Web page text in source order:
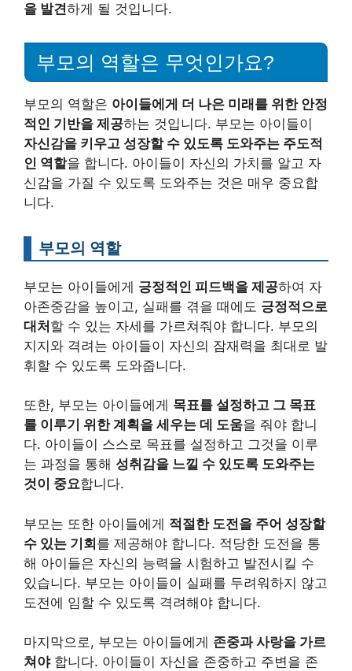
을 발견하게 될 것입니다.
부모의 역할은 무엇인가요?
부모의 역할은 아이들에게 더 나은 미래를 위한 안정
적인 기반을 제공하는 것입니다. 부모는 아이들이
자신감을 키우고 성장할 수 있도록 도와주는 주도적
인 역할을 합니다. 아이들이 자신의 가치를 알고 자
신감을 가질 수 있도록 도와주는 것은 매우 중요합
니다.
부모의 역할
부모는 아이들에게 긍정적인 피드백을 제공하여 자
아존중감을 높이고, 실패를 겪을 때에도 긍정적으로
대처할 수 있는 자세를 가르쳐줘야 합니다. 부모의
지지와 격려는 아이들이 자신의 잠재력을 최대로 발
휘할 수 있도록 도와줍니다.
또한, 부모는 아이들에게 목표를 설정하고 그 목표
를 이루기 위한 계획을 세우는 데 도움을 줘야 합니
다. 아이들이 스스로 목표를 설정하고 그것을 이루
는 과정을 통해 성취감을 느낄 수 있도록 도와주는
것이 중요합니다.
부모는 또한 아이들에게 적절한 도전을 주어 성장할
수 있는 기회를 제공해야 합니다. 적당한 도전을 통
해 아이들은 자신의 능력을 시험하고 발전시킬 수
있습니다. 부모는 아이들이 실패를 두려워하지 않고
도전에 임할 수 있도록 격려해야 합니다.
마지막으로, 부모는 아이들에게 존중과 사랑을 가르
쳐야합니다. 아이들이 자신을 존중하고 주변을 존